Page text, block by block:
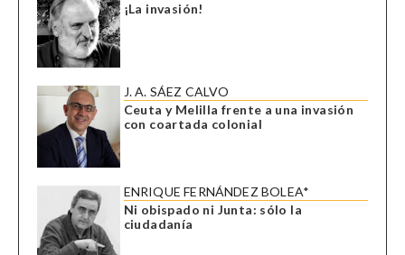
¡La invasión!
J. A. SÁEZ CALVO
Ceuta y Melilla frente a una invasión
con coartada colonial
ENRIQUE FERNÁNDEZ BOLEA*
Ni obispado ni Junta: sólo la
ciudadanía